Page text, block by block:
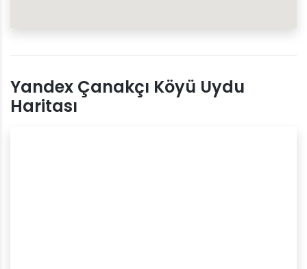
Yandex Çanakçı Köyü Uydu
Haritası